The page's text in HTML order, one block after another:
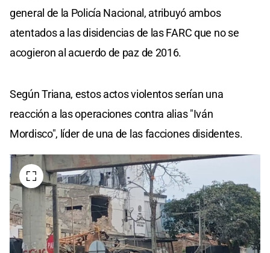
general de la Policía Nacional, atribuyó ambos
atentados a las disidencias de las FARC que no se
acogieron al acuerdo de paz de 2016.
Según Triana, estos actos violentos serían una
reacción a las operaciones contra alias "Iván
Mordisco", líder de una de las facciones disidentes.